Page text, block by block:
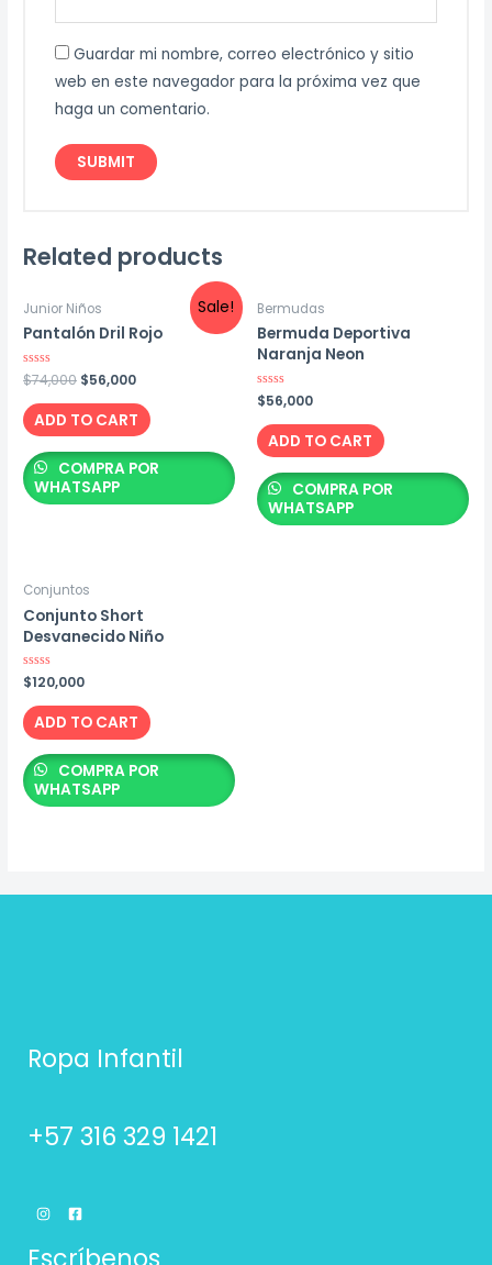
Guardar mi nombre, correo electrónico y sitio
web en este navegador para la próxima vez que
haga un comentario.
Related products
Sale!
Junior Niños
Pantalón Dril Rojo
Rated
0
out
of
5
$74,000 Original
was:
$74,000.
$56,000Current
is:
$56,000.
ADD TO CART
COMPRA POR
WHATSAPP
Bermudas
Bermuda Deportiva
Naranja Neon
Rated
0
out
of
5
$56,000
ADD TO CART
COMPRA POR
WHATSAPP
Conjuntos
Conjunto Short
Desvanecido Niño
Rated
0
out
of
5
$120,000
ADD TO CART
COMPRA POR
WHATSAPP
Ropa Infantil
+57 316 329 1421